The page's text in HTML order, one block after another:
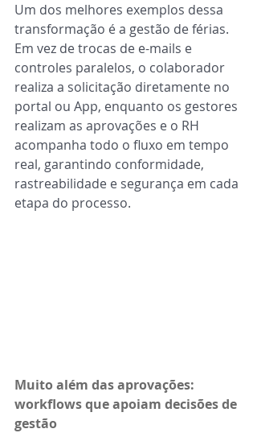
Um dos melhores exemplos dessa
transformação é a gestão de férias.
Em vez de trocas de e-mails e
controles paralelos, o colaborador
realiza a solicitação diretamente no
portal ou App, enquanto os gestores
realizam as aprovações e o RH
acompanha todo o fluxo em tempo
real, garantindo conformidade,
rastreabilidade e segurança em cada
etapa do processo.
Muito além das aprovações:
workflows que apoiam decisões de
gestão